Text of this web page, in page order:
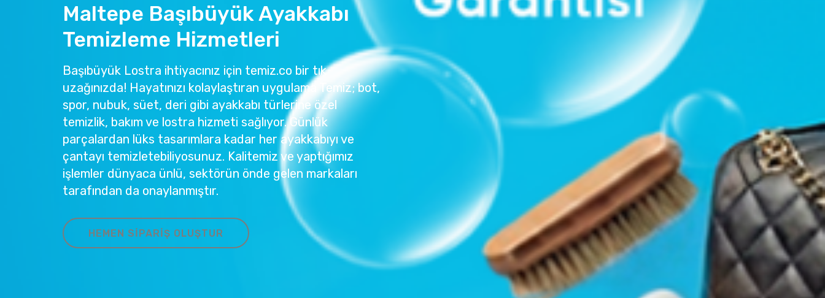
Maltepe Başıbüyük Ayakkabı
Temizleme Hizmetleri
Başıbüyük Lostra ihtiyacınız için temiz.co bir tık
uzağınızda! Hayatınızı kolaylaştıran uygulama Temiz; bot,
spor, nubuk, süet, deri gibi ayakkabı türlerine özel
temizlik, bakım ve lostra hizmeti sağlıyor. Günlük
parçalardan lüks tasarımlara kadar her ayakkabıyı ve
çantayı temizletebiliyosunuz. Kalitemiz ve yaptığımız
işlemler dünyaca ünlü, sektörün önde gelen markaları
tarafından da onaylanmıştır.
HEMEN SIPARIŞ OLUŞTUR